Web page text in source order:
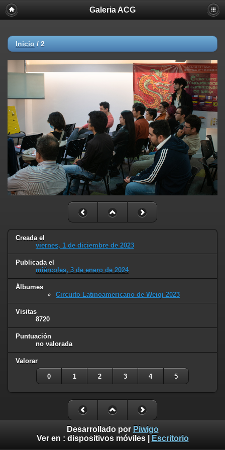
Galeria ACG
Inicio / 2
Creada el
viernes, 1 de diciembre de 2023
Publicada el
miércoles, 3 de enero de 2024
Álbumes
Circuito Latinoamericano de Weiqi 2023
Visitas
8720
Puntuación
no valorada
Valorar
0 1 2 3 4 5
Desarrollado por Piwigo
Ver en : dispositivos móviles| Escritorio